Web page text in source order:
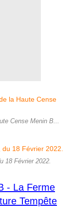
Cense Menin B...
18 Février 2022.
- La Ferme
Tempête